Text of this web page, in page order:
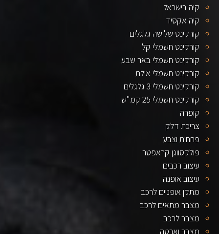
קיה בישראל
קיה אקסיד
קורקינט שלושה גלגלים
קורקינט חשמלי קל
קורקינט חשמלי באר שבע
קורקינט חשמלי אילת
קורקינט חשמלי 3 גלגלים
קורקינט חשמלי 25 קמ"ש
קופרה
צריכת דלק
פחחות וצבע
פולקסווגן קראפטר
עיצוב רכבים
עיצוב אופנה
מתקן אופניים לרכב
מצבר מתאים לרכב
מצבר לרכב
מצבר וארטה